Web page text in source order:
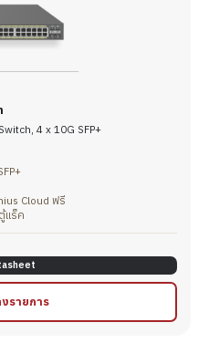
Switch, 4 x 10G SFP+
Cloud ฟรี
แร็ค
งรายการ